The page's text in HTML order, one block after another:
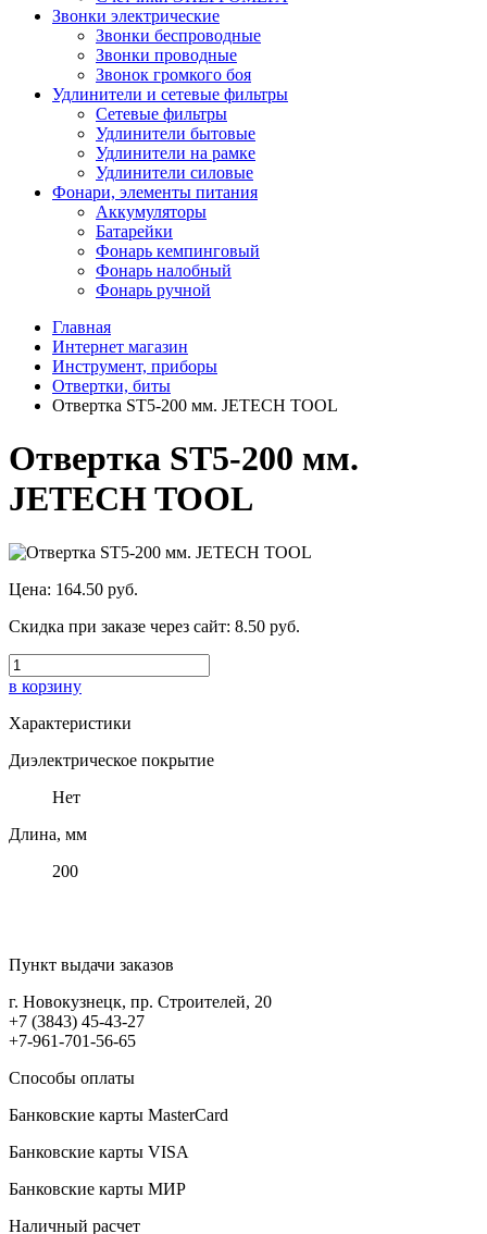
Звонки электрические
Звонки беспроводные
Звонки проводные
Звонок громкого боя
Удлинители и сетевые фильтры
Сетевые фильтры
Удлинители бытовые
Удлинители на рамке
Удлинители силовые
Фонари, элементы питания
Аккумуляторы
Батарейки
Фонарь кемпинговый
Фонарь налобный
Фонарь ручной
Главная
Интернет магазин
Инструмент, приборы
Отвертки, биты
Отвертка ST5-200 мм. JETECH TOOL
Отвертка ST5-200 мм.
JETECH TOOL
Цена: 164.50 руб.
Скидка при заказе через сайт: 8.50 руб.
в корзину
Характеристики
Диэлектрическое покрытие
Нет
Длина, мм
200
Пункт выдачи заказов
г. Новокузнецк, пр. Строителей, 20
+7 (3843) 45-43-27
+7-961-701-56-65
Способы оплаты
Банковские карты MasterCard
Банковские карты VISA
Банковские карты МИР
Наличный расчет